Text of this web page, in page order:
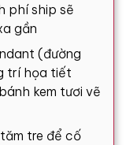
phí ship sẽ
gần
(đường
trí họa tiết
kem tươi vẽ
tre để cố